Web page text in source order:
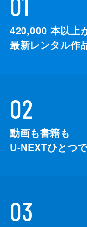
420,000 本以上
最新レンタル作
02
動画も書籍も
U-NEXTひとつで
03